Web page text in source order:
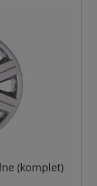
(komplet)